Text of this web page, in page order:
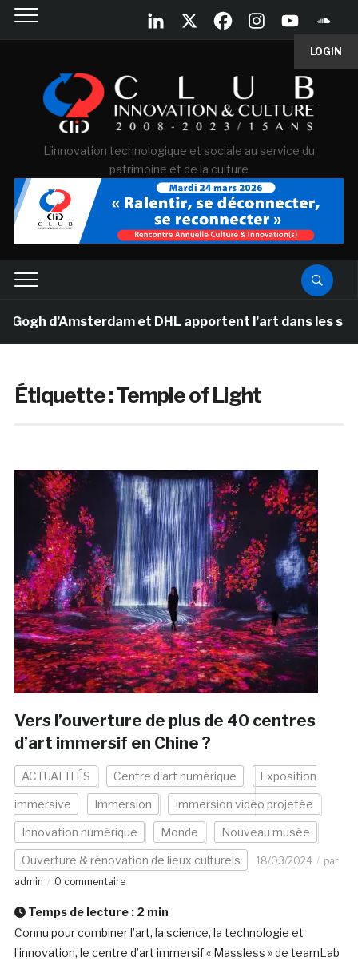
LOGIN
L'innovation technologique et sociale au service du
patrimoine et de la culture
d’Amsterdam et DHL apportent l’art dans les salles
Étiquette :Temple of Light
Vers l’ouverture de plus de 40 centres
d’art immersif en Chine ?
ACTUALITÉS Centre d'art numérique Exposition
immersive Immersion Immersion vidéo projetée
Innovation numérique Monde Nouveau musée
Ouverture & rénovation de lieux culturels 18/03/2024
par
admin
0 commentaire
Temps de lecture : 2 min
Connu pour combiner l’art, la science, la technologie et
l’innovation, le centre d’art immersif « Massless » de teamLab